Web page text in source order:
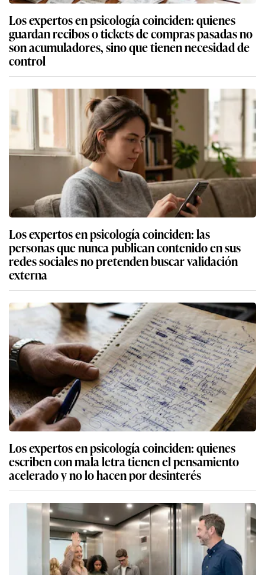
Los expertos en psicología coinciden: quienes
guardan recibos o tickets de compras pasadas no
son acumuladores, sino que tienen necesidad de
control
Los expertos en psicología coinciden: las
personas que nunca publican contenido en sus
redes sociales no pretenden buscar validación
externa
Los expertos en psicología coinciden: quienes
escriben con mala letra tienen el pensamiento
acelerado y no lo hacen por desinterés